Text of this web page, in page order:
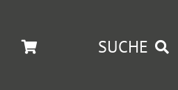
SUCHE